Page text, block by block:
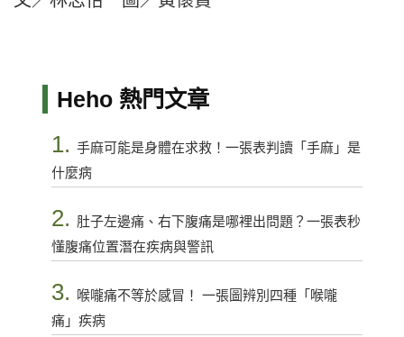
Heho 熱門文章
1. 手麻可能是身體在求救！一張表判讀「手麻」是
什麼病
2. 肚子左邊痛、右下腹痛是哪裡出問題？一張表秒
懂腹痛位置潛在疾病與警訊
3.
喉嚨痛不等於感冒！ 一張圖辨別四種「喉嚨
痛」疾病